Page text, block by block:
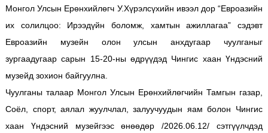
Монгол Улсын Ерөнхийлөгч У.Хүрэлсүхийн ивээл дор “Евроазийн
их солилцоо: Ирээдүйн боломж, хамтын ажиллагаа” сэдэвт
Евроазийн музейн олон улсын анхдугаар чуулганыг
зургаадугаар сарын 15-20-ны өдрүүдэд Чингис хаан Үндэсний
музейд зохион байгуулна.
Чуулганы талаар Монгол Улсын Ерөнхийлөгчийн Тамгын газар,
Соёл, спорт, аялал жуулчлал, залуучуудын яам болон Чингис
хаан Үндэсний музейгээс өнөөдөр /2026.06.12/ сэтгүүлчдэд